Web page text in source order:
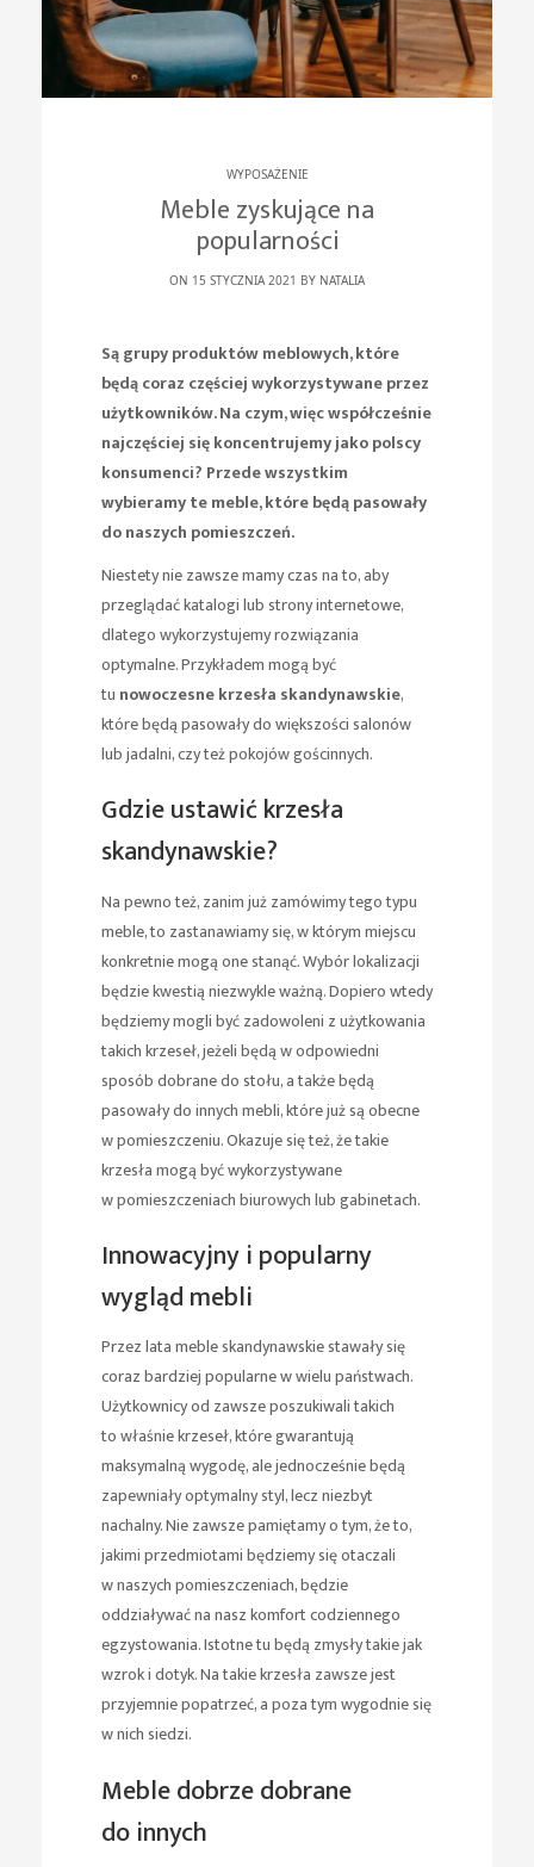
WYPOSAŻENIE
Meble zyskujące na
popularności
ON 15 STYCZNIA 2021 BY NATALIA
Są grupy produktów meblowych, które
będą coraz częściej wykorzystywane przez
użytkowników. Na czym, więc współcześnie
najczęściej się koncentrujemy jako polscy
konsumenci? Przede wszystkim
wybieramy te meble, które będą pasowały
do naszych pomieszczeń.
Niestety nie zawsze mamy czas na to, aby
przeglądać katalogi lub strony internetowe,
dlatego wykorzystujemy rozwiązania
optymalne. Przykładem mogą być
tu nowoczesne krzesła skandynawskie,
które będą pasowały do większości salonów
lub jadalni, czy też pokojów gościnnych.
Gdzie ustawić krzesła
skandynawskie?
Na pewno też, zanim już zamówimy tego typu
meble, to zastanawiamy się, w którym miejscu
konkretnie mogą one stanąć. Wybór lokalizacji
będzie kwestią niezwykle ważną. Dopiero wtedy
będziemy mogli być zadowoleni z użytkowania
takich krzeseł, jeżeli będą w odpowiedni
sposób dobrane do stołu, a także będą
pasowały do innych mebli, które już są obecne
w pomieszczeniu. Okazuje się też, że takie
krzesła mogą być wykorzystywane
w pomieszczeniach biurowych lub gabinetach.
Innowacyjny i popularny
wygląd mebli
Przez lata meble skandynawskie stawały się
coraz bardziej popularne w wielu państwach.
Użytkownicy od zawsze poszukiwali takich
to właśnie krzeseł, które gwarantują
maksymalną wygodę, ale jednocześnie będą
zapewniały optymalny styl, lecz niezbyt
nachalny. Nie zawsze pamiętamy o tym, że to,
jakimi przedmiotami będziemy się otaczali
w naszych pomieszczeniach, będzie
oddziaływać na nasz komfort codziennego
egzystowania. Istotne tu będą zmysły takie jak
wzrok i dotyk. Na takie krzesła zawsze jest
przyjemnie popatrzeć, a poza tym wygodnie się
w nich siedzi.
Meble dobrze dobrane
do innych